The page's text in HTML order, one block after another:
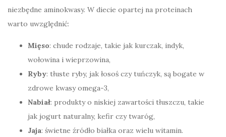
niezbędne aminokwasy. W diecie opartej na proteinach
warto uwzględnić:
Mięso: chude rodzaje, takie jak kurczak, indyk,
wołowina i wieprzowina,
Ryby: tłuste ryby, jak łosoś czy tuńczyk, są bogate w
zdrowe kwasy omega-3,
Nabiał: produkty o niskiej zawartości tłuszczu, takie
jak jogurt naturalny, kefir czy twaróg,
Jaja: świetne źródło białka oraz wielu witamin.